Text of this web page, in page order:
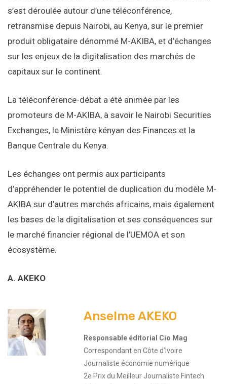
s’est déroulée autour d’une téléconférence,
retransmise depuis Nairobi, au Kenya, sur le premier
produit obligataire dénommé M-AKIBA, et d’échanges
sur les enjeux de la digitalisation des marchés de
capitaux sur le continent.
La téléconférence-débat a été animée par les
promoteurs de M-AKIBA, à savoir le Nairobi Securities
Exchanges, le Ministère kényan des Finances et la
Banque Centrale du Kenya.
Les échanges ont permis aux participants
d’appréhender le potentiel de duplication du modèle M-
AKIBA sur d’autres marchés africains, mais également
les bases de la digitalisation et ses conséquences sur
le marché financier régional de l’UEMOA et son
écosystème.
A. AKEKO
Anselme AKEKO
Responsable éditorial Cio Mag
Correspondant en Côte d’Ivoire
Journaliste économie numérique
2e Prix du Meilleur Journaliste Fintech